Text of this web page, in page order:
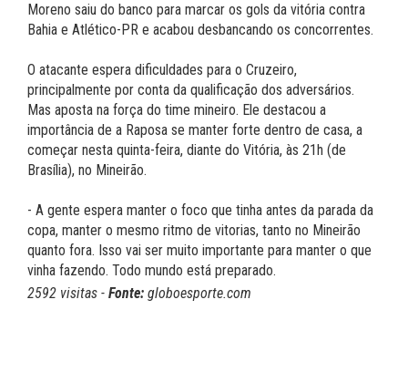
Moreno saiu do banco para marcar os gols da vitória contra
Bahia e Atlético-PR e acabou desbancando os concorrentes.
O atacante espera dificuldades para o Cruzeiro,
principalmente por conta da qualificação dos adversários.
Mas aposta na força do time mineiro. Ele destacou a
importância de a Raposa se manter forte dentro de casa, a
começar nesta quinta-feira, diante do Vitória, às 21h (de
Brasília), no Mineirão.
- A gente espera manter o foco que tinha antes da parada da
copa, manter o mesmo ritmo de vitorias, tanto no Mineirão
quanto fora. Isso vai ser muito importante para manter o que
vinha fazendo. Todo mundo está preparado.
2592 visitas - Fonte: globoesporte.com